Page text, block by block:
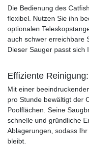
Die Bedienung des
flexibel. Nutzen Sie ihn
optionalen
auch schwer erreichbare
Dieser Sauger passt sich
Effiziente
Mit einer
pro Stunde bewältigt der
Poolflächen. Seine
schnelle und gründliche
Ablagerungen, sodass
bleibt.